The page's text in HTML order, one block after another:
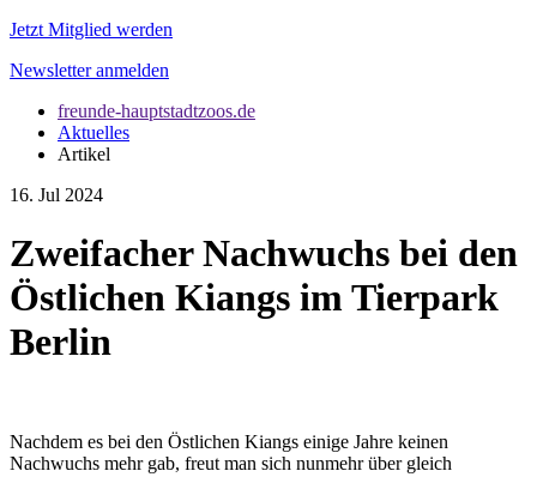
Jetzt Mitglied werden
Newsletter anmelden
freunde-hauptstadtzoos.de
Aktuelles
Artikel
16. Jul 2024
Zweifacher Nachwuchs bei den
Östlichen Kiangs im Tierpark
Berlin
Nachdem es bei den Östlichen Kiangs einige Jahre keinen
Nachwuchs mehr gab, freut man sich nunmehr über gleich